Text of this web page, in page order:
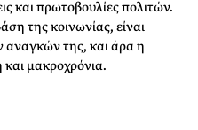
και πρωτοβουλίες πολιτών.
της κοινωνίας, είναι
της, και άρα η
μακροχρόνια.